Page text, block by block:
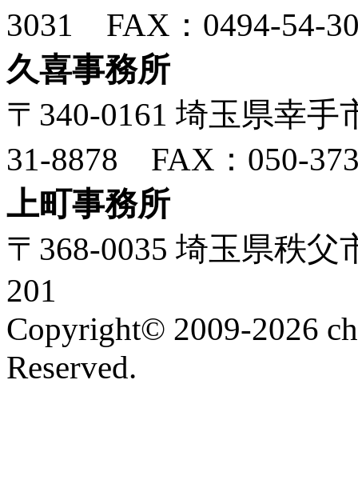
3031 FAX：0494-54-
久喜事務所
〒340-0161 埼玉県幸
31-8878 FAX：050-
上町事務所
〒368-0035 埼玉県秩
201
Copyright© 2009-2026
Reserved.